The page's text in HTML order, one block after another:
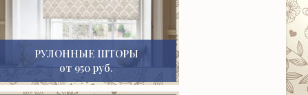
РУЛОННЫЕ ШТОРЫ
от 950 руб.